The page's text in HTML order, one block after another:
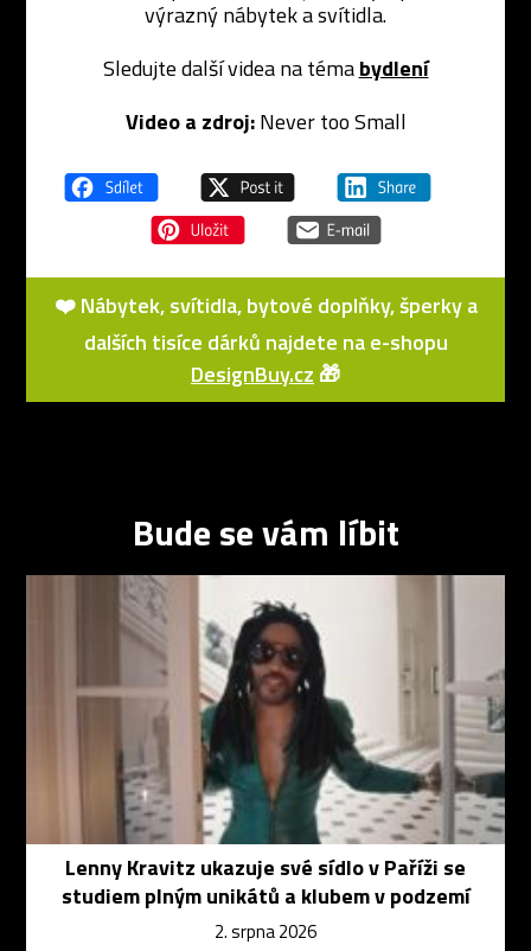
výrazný nábytek a svítidla.
Sledujte další videa na témabydlení
Video a zdroj:Never too Small
❤️ Nábytek, svítidla, bytové doplňky, šperky a
dalších tisíce dárků najdete na e-shopu
DesignBuy.cz 🎁
Bude se vám líbit
Lenny Kravitz ukazuje své sídlo v Paříži se
studiem plným unikátů a klubem v podzemí
2. srpna 2026